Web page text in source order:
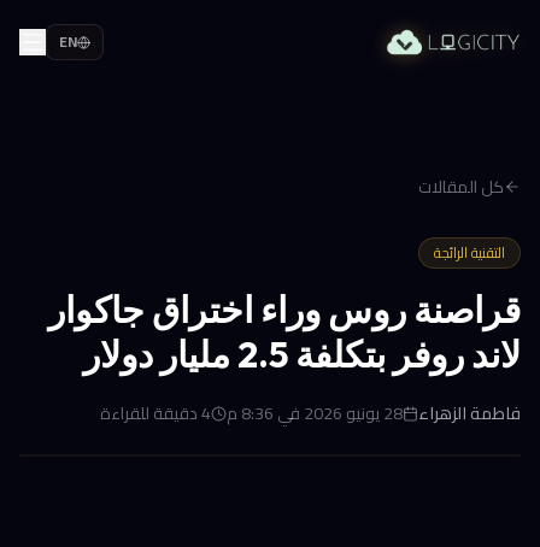
EN
كل المقالات
التقنية الرائجة
قراصنة روس وراء اختراق جاكوار
لاند روفر بتكلفة 2.5 مليار دولار
فاطمة الزهراء 28 يونيو 2026 في 8:36 م 4دقيقة للقراءة